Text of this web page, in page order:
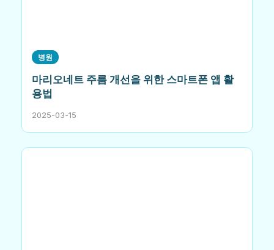
병원
마리오네트 주름 개선을 위한 스마트폰 앱 활
용법
2025-03-15